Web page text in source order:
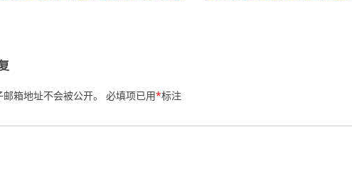
箱地址不会被公开。 必填项已用*标注